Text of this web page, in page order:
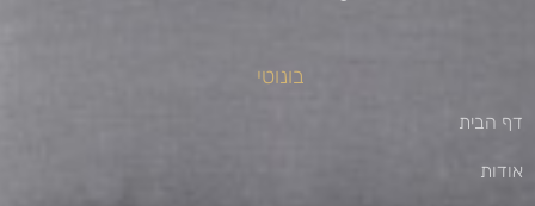
בונוטי
דף הבית
אודות